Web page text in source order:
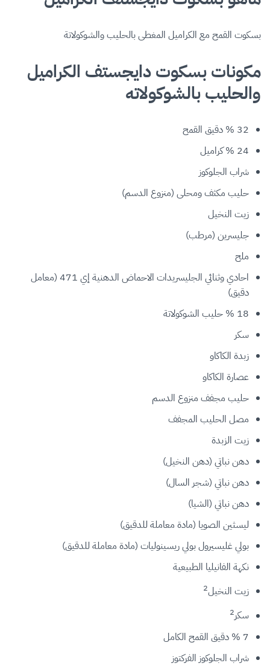
بسكوت القمح مع الكراميل المغطى بالحليب والشوكولاتة
مكونات بسكوت دايجستف الكراميل
والحليب بالشوكولاته
32 % دقيق القمح
24 % كراميل
شراب الجلوكوز
حليب مكثف ومحلى (منزوع الدسم)
زيت النخيل
جليسرين (مرطب)
ملح
احادي وثنائي الجليسريدات الاحماض الدهنية إي 471 (معامل
دقيق)
18 % حليب الشوكولاتة
سكر
زبدة الكاكاو
عصارة الكاكاو
حليب مجفف منزوع الدسم
مصل الحليب المجفف
زيت الزبدة
دهن نباتي (دهن النخيل)
دهن نباتي (شجر السال)
دهن نباتي (الشيا)
ليسثين الصويا (مادة معاملة للدقيق)
بولي غليسيرول بولي ريسينوليات (مادة معاملة للدقيق)
نكهة الفانيليا الطبيعية
زيت النخيل2
سكر2
7 % دقيق القمح الكامل
شراب الجلوكوز الفركتوز